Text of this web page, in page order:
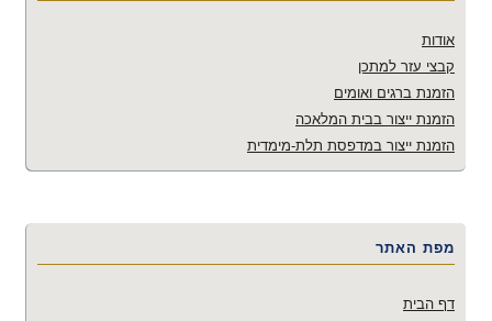
אודות
קבצי עזר למתכן
הזמנת ברגים ואומים
הזמנת ייצור בבית המלאכה
הזמנת ייצור במדפסת תלת-מימדית
מפת האתר
דף הבית